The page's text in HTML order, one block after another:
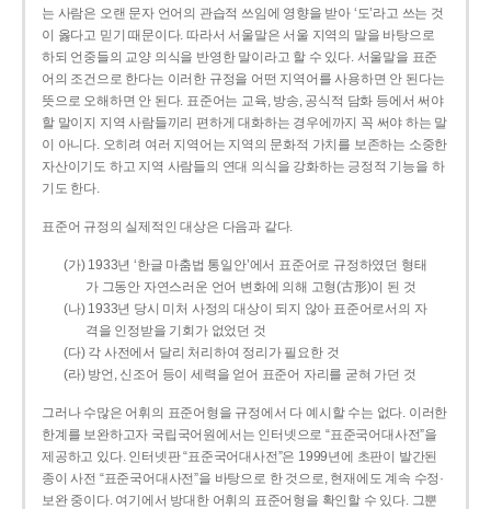
는 사람은 오랜 문자 언어의 관습적 쓰임에 영향을 받아 ‘도’라고 쓰는 것
이 옳다고 믿기 때문이다. 따라서 서울말은 서울 지역의 말을 바탕으로
하되 언중들의 교양 의식을 반영한 말이라고 할 수 있다. 서울말을 표준
어의 조건으로 한다는 이러한 규정을 어떤 지역어를 사용하면 안 된다는
뜻으로 오해하면 안 된다. 표준어는 교육, 방송, 공식적 담화 등에서 써야
할 말이지 지역 사람들끼리 편하게 대화하는 경우에까지 꼭 써야 하는 말
이 아니다. 오히려 여러 지역어는 지역의 문화적 가치를 보존하는 소중한
자산이기도 하고 지역 사람들의 연대 의식을 강화하는 긍정적 기능을 하
기도 한다.
표준어 규정의 실제적인 대상은 다음과 같다.
(가) 1933년 ‘한글 마춤법 통일안’에서 표준어로 규정하였던 형태
가 그동안 자연스러운 언어 변화에 의해 고형(古形)이 된 것
(나) 1933년 당시 미처 사정의 대상이 되지 않아 표준어로서의 자
격을 인정받을 기회가 없었던 것
(다) 각 사전에서 달리 처리하여 정리가 필요한 것
(라) 방언, 신조어 등이 세력을 얻어 표준어 자리를 굳혀 가던 것
그러나 수많은 어휘의 표준어형을 규정에서 다 예시할 수는 없다. 이러한
한계를 보완하고자 국립국어원에서는 인터넷으로 “표준국어대사전”을
제공하고 있다. 인터넷판 “표준국어대사전”은 1999년에 초판이 발간된
종이 사전 “표준국어대사전”을 바탕으로 한 것으로, 현재에도 계속 수정·
보완 중이다. 여기에서 방대한 어휘의 표준어형을 확인할 수 있다. 그뿐